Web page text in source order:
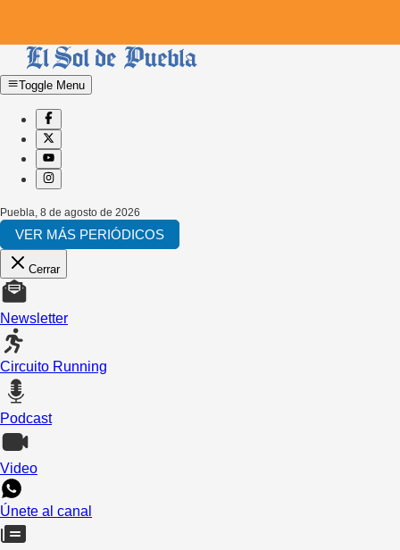
Toggle Menu
Puebla 8 de agosto de 2026
VER MÁS PERIÓDICOS
Cerrar
Newsletter
Circuito Running
Podcast
Video
Únete al canal